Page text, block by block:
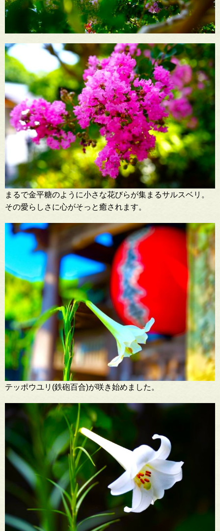
まるで金平糖のように小さな花びらが集まるサルスベリ。
その愛らしさに心がそっと癒されます。
テッポウユリ(鉄砲百合)が咲き始めました。